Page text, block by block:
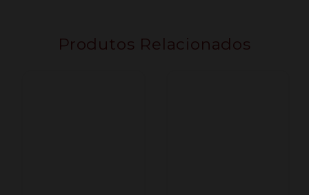
Produtos Relacionados